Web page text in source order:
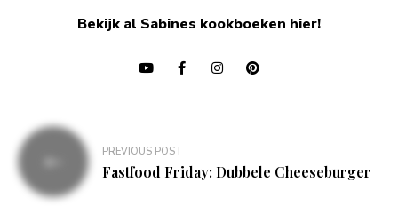
Bekijk al Sabines kookboeken hier!
Bericht
navigatie
PREVIOUS POST
Fastfood Friday: Dubbele Cheeseburger